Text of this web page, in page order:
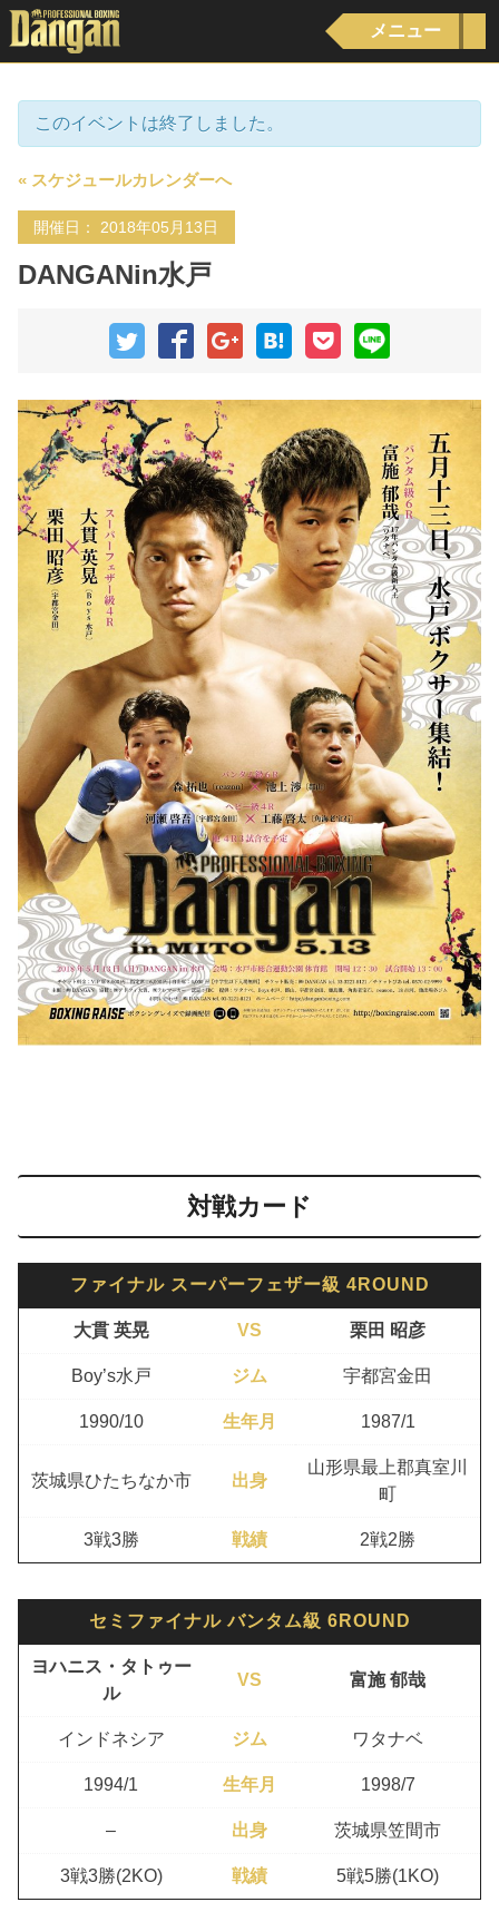
メニュー
このイベントは終了しました。
« スケジュールカレンダーへ
開催日： 2018年05月13日
DANGANin水戸
対戦カード
ファイナル スーパーフェザー級 4ROUND
大貫 英晃 VS 栗田 昭彦
Boy’s水戸 ジム 宇都宮金田
1990/10 生年月 1987/1
茨城県ひたちなか市 出身
山形県最上郡真室川
町
3戦3勝 戦績 2戦2勝
セミファイナル バンタム級 6ROUND
ヨハニス・タトゥー
ル
VS 富施 郁哉
インドネシア ジム ワタナベ
1994/1 生年月 1998/7
– 出身 茨城県笠間市
3戦3勝(2KO) 戦績 5戦5勝(1KO)